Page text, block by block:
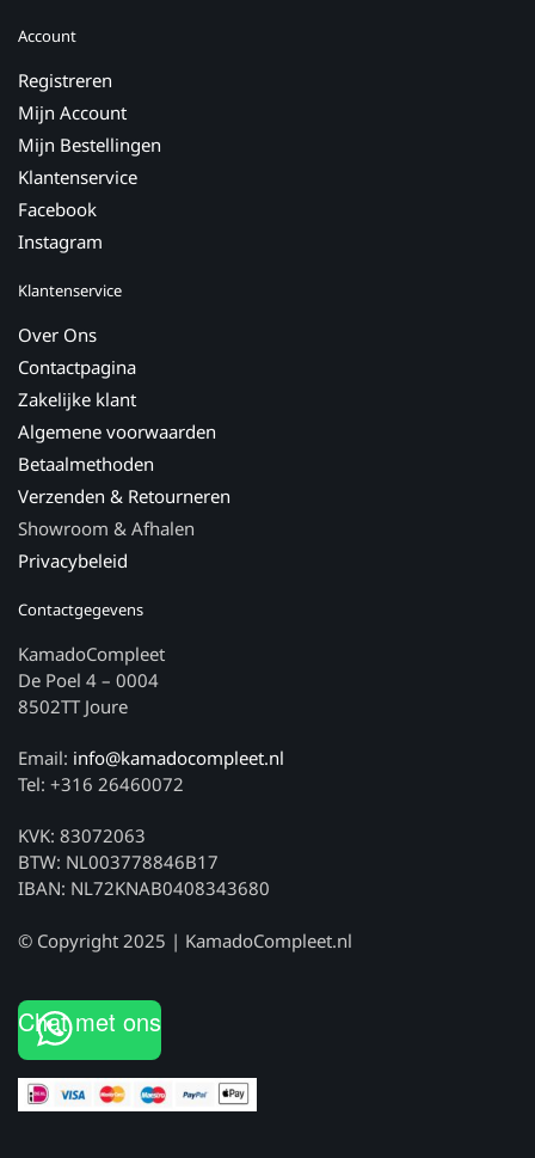
Account
Registreren
Mijn Account
Mijn Bestellingen
Klantenservice
Facebook
Instagram
Klantenservice
Over Ons
Contactpagina
Zakelijke klant
Algemene voorwaarden
Betaalmethoden
Verzenden & Retourneren
Showroom & Afhalen
Privacybeleid
Contactgegevens
KamadoCompleet
De Poel 4 – 0004
8502TT Joure
Email: info@kamadocompleet.nl
Tel: +316 26460072
KVK: 83072063
BTW: NL003778846B17
IBAN: NL72KNAB0408343680
© Copyright 2025 | KamadoCompleet.nl
Chat met ons